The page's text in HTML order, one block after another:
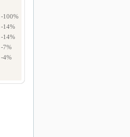
-100%
-14%
-14%
-7%
-4%